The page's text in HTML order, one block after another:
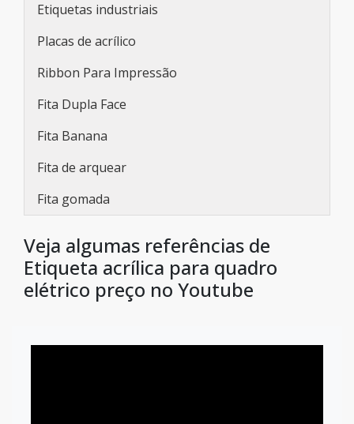
Etiquetas industriais
Placas de acrílico
Ribbon Para Impressão
Fita Dupla Face
Fita Banana
Fita de arquear
Fita gomada
Veja algumas referências de
Etiqueta acrílica para quadro
elétrico preço no Youtube